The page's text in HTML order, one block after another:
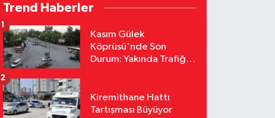
Trend Haberler
Kasım Gülek
Köprüsü'nde Son
Durum: Yakında Trafiğe
1
Kiremithane Hattı
Tartışması Büyüyor
2